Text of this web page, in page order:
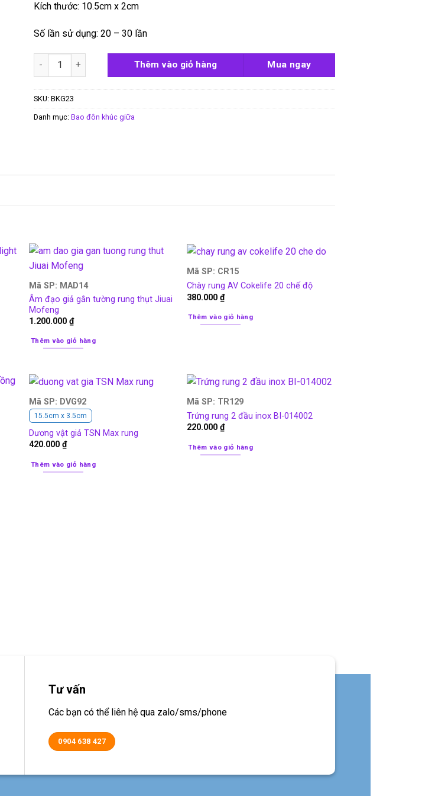
Kích thước: 10.5cm x 2cm
Số lần sử dụng: 20 – 30 lần
Bao đôn khúc giữa Melon răng rồng số lượng
Thêm vào giỏ hàng Mua ngay
SKU: BKG23
Danh mục: Bao đôn khúc giữa
Mã SP: MAD14
Âm đạo giả gắn tường rung thụt Jiuai
Mofeng
1.200.000₫
Thêm vào giỏ hàng
Mã SP: CR15
Chày rung AV Cokelife 20 chế độ
380.000 ₫
Thêm vào giỏ hàng
Mã SP: DVG92
15.5cm x 3.5cm
Dương vật giả TSN Max rung
420.000₫
Thêm vào giỏ hàng
Mã SP: TR129
Trứng rung 2 đầu inox BI-014002
220.000 ₫
Thêm vào giỏ hàng
Tư vấn
Các bạn có thể liên hệ qua zalo/sms/phone
0904 638 427